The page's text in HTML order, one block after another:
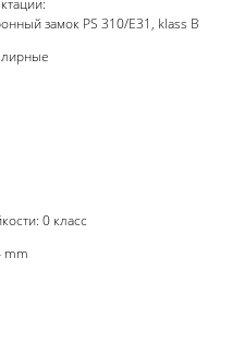
замок PS 310/E31, klass B
0 класс
mm